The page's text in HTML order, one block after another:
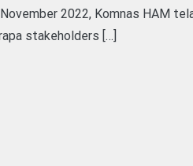
2022, Komnas HAM
stakeholders […]